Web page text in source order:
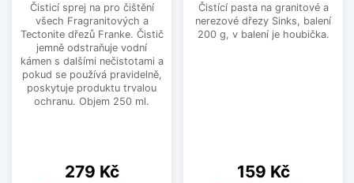
Čisticí sprej na pro čištění
všech Fragranitových a
Tectonite dřezů Franke. Čistič
jemně odstraňuje vodní
kámen s dalšími nečistotami a
pokud se používá pravidelně,
poskytuje produktu trvalou
ochranu. Objem 250 ml.
Cena
279 Kč
Čistící pasta na granitové a
nerezové dřezy Sinks, balení
200 g, v balení je houbička.
Cena
159 Kč